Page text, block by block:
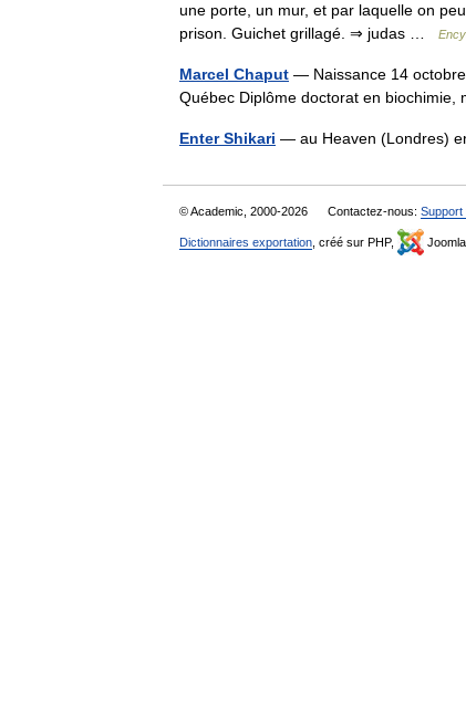
une porte, un mur, et par laquelle on
prison. Guichet grillagé. ⇒ judas …
Marcel Chaput — Naissance 14
Québec Diplôme doctorat en
Enter Shikari — au Heaven (Londres)
© Academic, 2000-2026 Contactez-nous: Support
Dictionnaires exportation , créé sur PHP, Joomla,